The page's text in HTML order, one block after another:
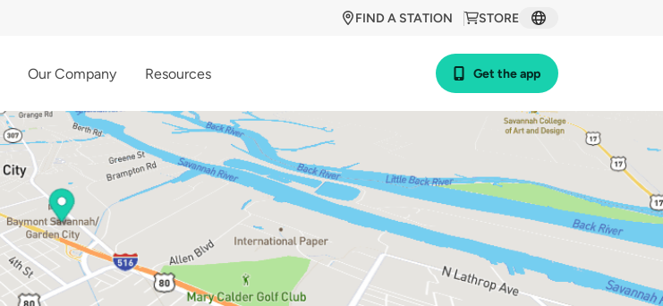
STORE
FIND A STATION
Our Company Resources Get the app